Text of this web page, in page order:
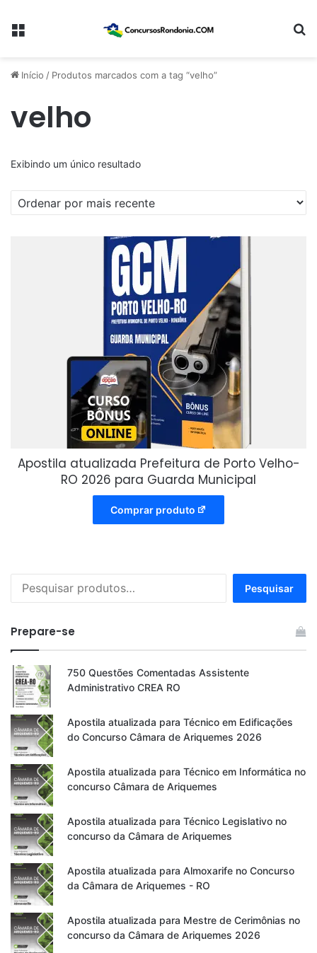
Menu
Início / Produtos marcados com a tag “velho”
velho
Exibindo um único resultado
Apostila atualizada Prefeitura de Porto Velho-
RO 2026 para Guarda Municipal
Comprar produto
por:
Pesquisar
Prepare-se
750 Questões Comentadas Assistente
Administrativo CREA RO
Apostila atualizada para Técnico em Edificações
do Concurso Câmara de Ariquemes 2026
Apostila atualizada para Técnico em Informática no
concurso Câmara de Ariquemes
Apostila atualizada para Técnico Legislativo no
concurso da Câmara de Ariquemes
Apostila atualizada para Almoxarife no Concurso
da Câmara de Ariquemes - RO
Apostila atualizada para Mestre de Cerimônias no
concurso da Câmara de Ariquemes 2026